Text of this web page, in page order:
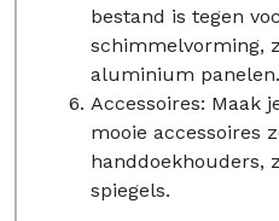
bestand is tegen
schimmelvorming,
aluminium panelen.
Accessoires: Maak
mooie accessoires
handdoekhouders,
spiegels.